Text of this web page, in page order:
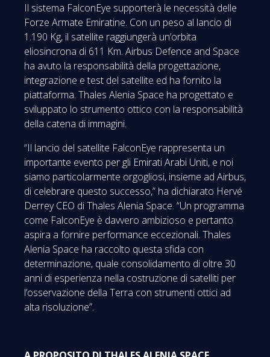
Il sistema FalconEye supporterà le necessità delle
Forze Armate Emiratine. Con un peso al lancio di
1.190 Kg, il satellite raggiungerà un’orbita
eliosincrona di 611 Km. Airbus Defence and Space
ha avuto la responsabilità della progettazione,
integrazione e test del satellite ed ha fornito la
piattaforma. Thales Alenia Space ha progettato e
sviluppato lo strumento ottico con la responsabilità
della catena di immagini.
“Il lancio del satellite FalconEye rappresenta un
importante evento per gli Emirati Arabi Uniti, e noi
siamo particolarmente orgogliosi, insieme ad Airbus,
di celebrare questo successo,” ha dichiarato Hervé
Derrey CEO di Thales Alenia Space. “Un programma
come FalconEye è davvero ambizioso e pertanto
aspira a fornire performance eccezionali. Thales
Alenia Space ha raccolto questa sfida con
determinazione, quale consolidamento di oltre 30
anni di esperienza nella costruzione di satelliti per
l’osservazione della Terra con strumenti ottici ad
alta risoluzione”.